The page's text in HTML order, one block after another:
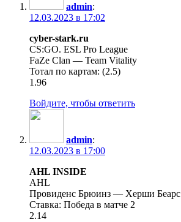
admin:
12.03.2023 в 17:02
cyber-stark.ru
CS:GO. ESL Pro League
FaZe Clan — Team Vitality
Тотал по картам: (2.5)
1.96
Войдите, чтобы ответить
admin:
12.03.2023 в 17:00
AHL INSIDE
AHL
Провиденс Брюинз — Херши Беарс
Ставка: Победа в матче 2
2.14